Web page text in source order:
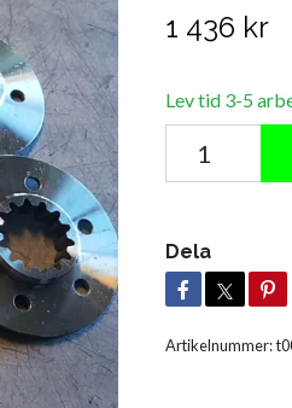
1 436 kr
Lev tid 3-5
Dela
Artikelnummer: